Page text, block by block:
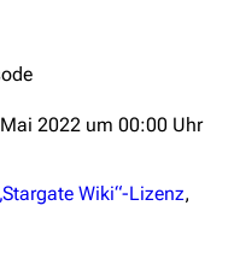
2022 um 00:00 Uhr
Wiki“-Lizenz,